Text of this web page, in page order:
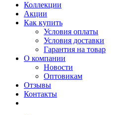
Коллекции
Акции
Как купить
Условия оплаты
Условия доставки
Гарантия на товар
О компании
Новости
Оптовикам
Отзывы
Контакты